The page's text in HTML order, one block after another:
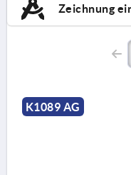
Zeichnung
K1089 AG